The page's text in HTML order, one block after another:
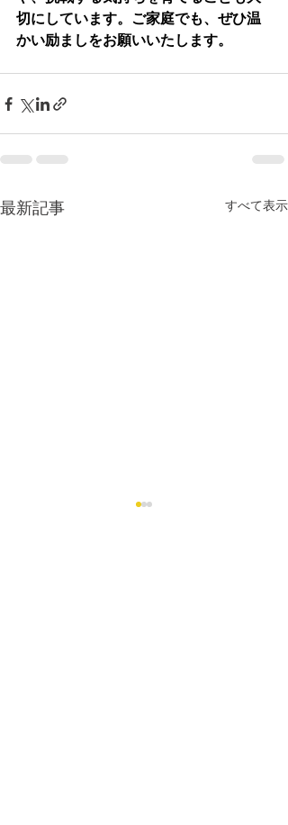
切にしています。ご家庭でも、ぜひ温
かい励ましをお願いいたします。
最新記事 すべて表示